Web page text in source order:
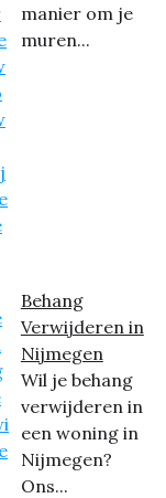
manier om je
muren...
Behang
Verwijderen in
Nijmegen
Wil je behang
verwijderen in
een woning in
Nijmegen?
Ons...